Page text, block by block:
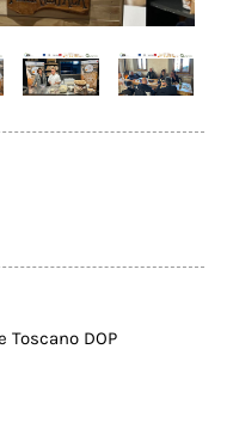
Toscano DOP